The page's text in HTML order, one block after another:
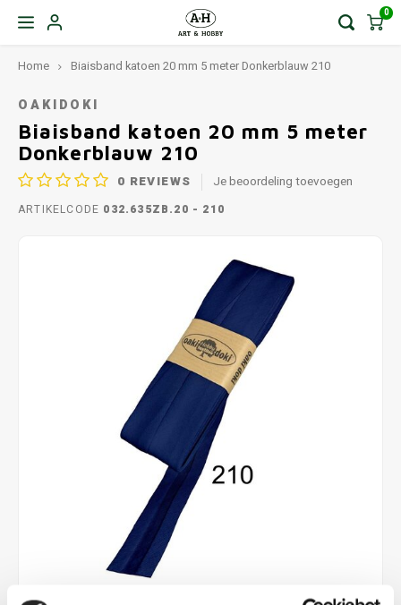
0
Home Biaisband katoen 20 mm 5 meter Donkerblauw 210
OAKIDOKI
Biaisband katoen 20 mm 5 meter
Donkerblauw 210
0 REVIEWS Je beoordeling toevoegen
ARTIKELCODE 032.635ZB.20 - 210